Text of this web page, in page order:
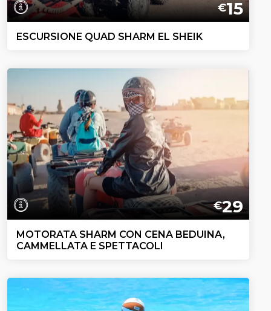
€15
ESCURSIONE QUAD SHARM EL SHEIK
€29
MOTORATA SHARM CON CENA BEDUINA,
CAMMELLATA E SPETTACOLI